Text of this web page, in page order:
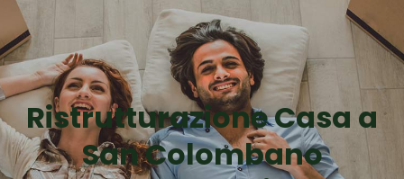
Ristrutturazione Casa a
San Colombano